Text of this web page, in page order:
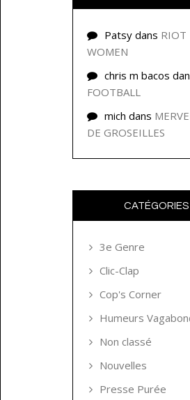
Patsy dans RIOT
WOMEN
chris m bacos
FOOTBALL
mich dans
DE GROSEILLES
CATÉGORIES
3e Genre
Clic-Clap
Cop's Corner
Humeurs
Non classé
Nouvelles
Presse Purée